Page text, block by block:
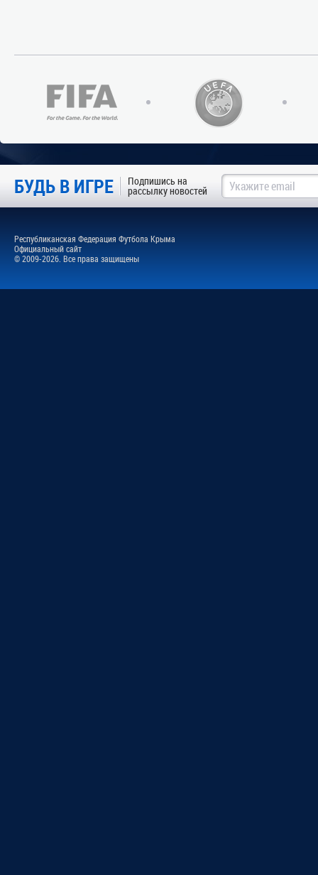
БУДЬ В ИГРЕ Подпишись на
рассылку новостей
Республиканская Федерация Футбола Крыма
Официальный сайт
© 2009-2026. Все права защищены